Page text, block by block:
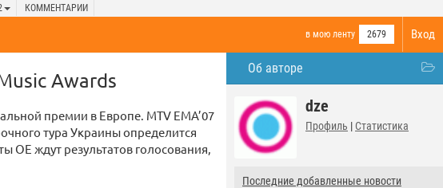
КОММЕНТАРИИ
Вход
в мою ленту 2679
Об авторе
dze
Профиль | Статистика
Последние добавленные новости
Awards
премии в Европе. MTV EMA’07
тура Украины определится
ОЕ ждут результатов голосования,